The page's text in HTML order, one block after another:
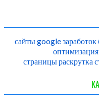
сайтыgoogleзаработок
оптимизация
страницыраскрутка